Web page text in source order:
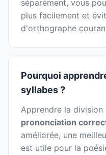
séparément, vous
plus facilement et
d'orthographe
Pourquoi
syllabes ?
Apprendre la division
prononciation
améliorée, une
est utile pour la